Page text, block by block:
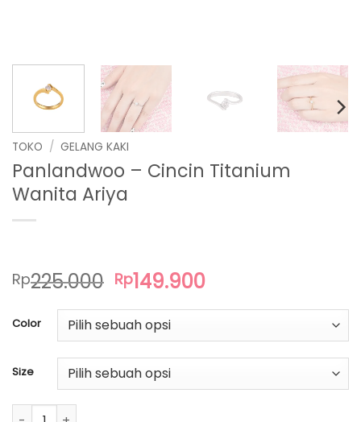
TOKO / GELANG KAKI
Panlandwoo – Cincin Titanium
Wanita Ariya
Rp225.000 Harga
adalah:
Rp225.000.
Rp149.900Harga
adalah:
Rp149.900.
Color
Size
Kuantitas Panlandwoo - Cincin Titanium Wanita Ariya